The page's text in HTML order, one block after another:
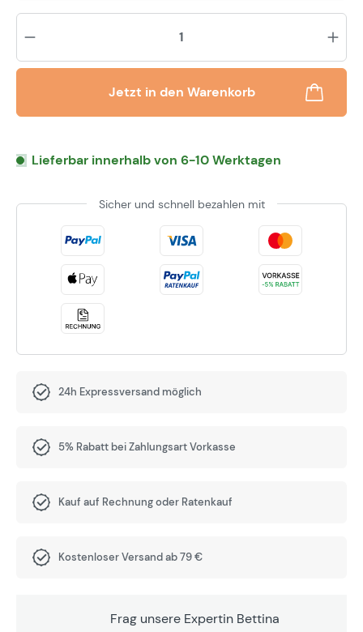
Jetzt in den Warenkorb
Lieferbar innerhalb von 6-10 Werktagen
Sicher und schnell bezahlen mit
24h Expressversand möglich
5% Rabatt bei Zahlungsart Vorkasse
Kauf auf Rechnung oder Ratenkauf
Kostenloser Versand ab 79 €
Frag unsere Expertin Bettina